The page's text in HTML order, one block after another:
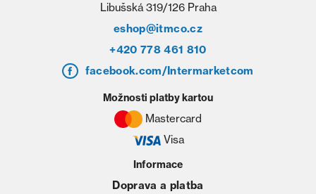
Libušská 319/126 Praha
eshop@itmco.cz
+420 778 461 810
facebook.com/Intermarketcom
Informace
Doprava a platba
Možnosti platby kartou
Mastercard
Visa